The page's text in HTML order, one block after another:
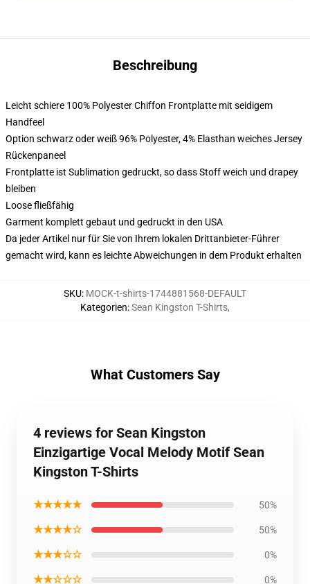
Beschreibung
Leicht schiere 100% Polyester Chiffon Frontplatte mit seidigem
Handfeel
Option schwarz oder weiß 96% Polyester, 4% Elasthan weiches Jersey
Rückenpaneel
Frontplatte ist Sublimation gedruckt, so dass Stoff weich und drapey
bleiben
Loose fließfähig
Garment komplett gebaut und gedruckt in den USA
Da jeder Artikel nur für Sie von Ihrem lokalen Drittanbieter-Führer
gemacht wird, kann es leichte Abweichungen in dem Produkt erhalten
SKU: MOCK-t-shirts-1744881568-DEFAULT
Kategorien:Sean Kingston T-Shirts,
What Customers Say
4 reviews for Sean Kingston
Einzigartige Vocal Melody Motif Sean
Kingston T-Shirts
★★★★★ 50%
★★★★☆ 50%
★★★☆☆ 0%
★★☆☆☆ 0%